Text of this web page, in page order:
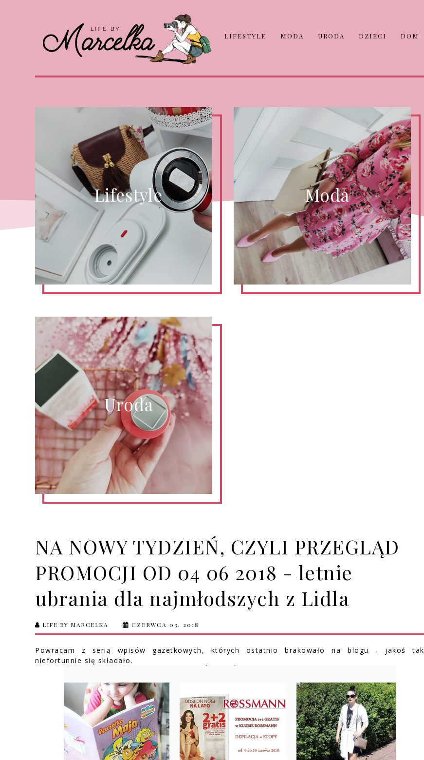
LIFESTYLE MODA URODA DZIECI DOM
Lifestyle Moda
Uroda
NA NOWY TYDZIEŃ, CZYLI PRZEGLĄD
PROMOCJI OD 04 06 2018 - letnie
ubrania dla najmłodszych z Lidla
LIFE BY MARCELKA CZERWCA 03, 2018
Powracam z serią wpisów gazetkowych, których ostatnio brakowało na blogu - jakoś tak
niefortunnie się składało.